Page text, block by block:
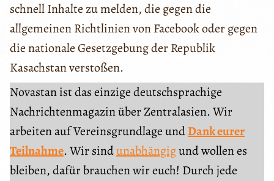
schnell Inhalte zu melden, die gegen die
allgemeinen Richtlinien von Facebook oder gegen
die nationale Gesetzgebung der Republik
Kasachstan verstoßen.
Novastan ist das einzige deutschsprachige
Nachrichtenmagazin über Zentralasien. Wir
arbeiten auf Vereinsgrundlage undDank eurer
Teilnahme. Wir sindunabhängigund wollen es
bleiben, dafür brauchen wir euch! Durch jede